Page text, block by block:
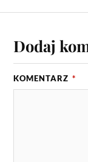
Dodaj
KOMENTARZ *